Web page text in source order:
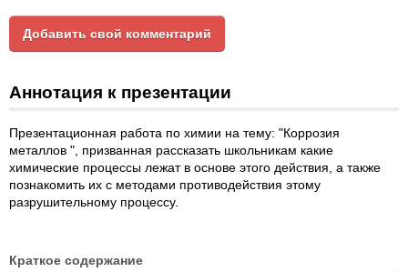
Добавить свой комментарий
Аннотация к презентации
Презентационная работа по химии на тему: "Коррозия
металлов ", призванная рассказать школьникам какие
химические процессы лежат в основе этого действия, а также
познакомить их с методами противодействия этому
разрушительному процессу.
Краткое содержание